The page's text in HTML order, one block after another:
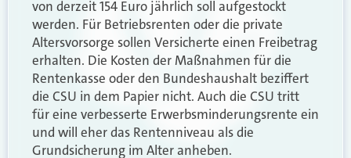
von derzeit 154 Euro jährlich soll aufgestockt
werden. Für Betriebsrenten oder die private
Altersvorsorge sollen Versicherte einen Freibetrag
erhalten. Die Kosten der Maßnahmen für die
Rentenkasse oder den Bundeshaushalt beziffert
die CSU in dem Papier nicht. Auch die CSU tritt
für eine verbesserte Erwerbsminderungsrente ein
und will eher das Rentenniveau als die
Grundsicherung im Alter anheben.